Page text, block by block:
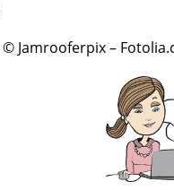
Jamrooferpix –